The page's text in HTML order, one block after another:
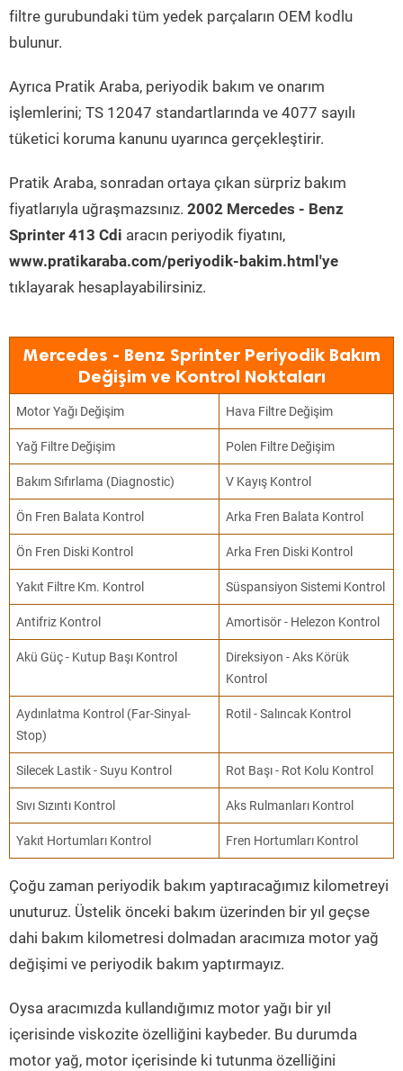
filtre gurubundaki tüm yedek parçaların OEM kodlu
bulunur.
Ayrıca Pratik Araba, periyodik bakım ve onarım
işlemlerini; TS 12047 standartlarında ve 4077 sayılı
tüketici koruma kanunu uyarınca gerçekleştirir.
Pratik Araba, sonradan ortaya çıkan sürpriz bakım
fiyatlarıyla uğraşmazsınız. 2002 Mercedes - Benz
Sprinter 413 Cdi aracın periyodik fiyatını,
www.pratikaraba.com/periyodik-bakim.html'ye
tıklayarak hesaplayabilirsiniz.
Mercedes - Benz Sprinter Periyodik Bakım
Değişim ve Kontrol Noktaları
Motor Yağı Değişim Hava Filtre Değişim
Yağ Filtre Değişim Polen Filtre Değişim
Bakım Sıfırlama (Diagnostic) V Kayış Kontrol
Ön Fren Balata Kontrol Arka Fren Balata Kontrol
Ön Fren Diski Kontrol Arka Fren Diski Kontrol
Yakıt Filtre Km. Kontrol Süspansiyon Sistemi Kontrol
Antifriz Kontrol Amortisör - Helezon Kontrol
Akü Güç - Kutup Başı Kontrol
Direksiyon - Aks Körük
Kontrol
Aydınlatma Kontrol (Far-Sinyal-
Stop)
Rotil - Salıncak Kontrol
Silecek Lastik - Suyu Kontrol Rot Başı - Rot Kolu Kontrol
Sıvı Sızıntı Kontrol Aks Rulmanları Kontrol
Yakıt Hortumları Kontrol Fren Hortumları Kontrol
Çoğu zaman periyodik bakım yaptıracağımız kilometreyi
unuturuz. Üstelik önceki bakım üzerinden bir yıl geçse
dahi bakım kilometresi dolmadan aracımıza motor yağ
değişimi ve periyodik bakım yaptırmayız.
Oysa aracımızda kullandığımız motor yağı bir yıl
içerisinde viskozite özelliğini kaybeder. Bu durumda
motor yağ, motor içerisinde ki tutunma özelliğini